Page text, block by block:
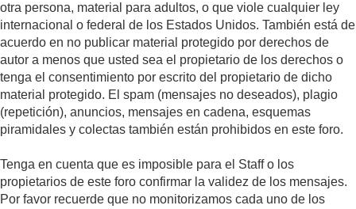
otra persona, material para adultos, o que viole cualquier ley
internacional o federal de los Estados Unidos. También está de
acuerdo en no publicar material protegido por derechos de
autor a menos que usted sea el propietario de los derechos o
tenga el consentimiento por escrito del propietario de dicho
material protegido. El spam (mensajes no deseados), plagio
(repetición), anuncios, mensajes en cadena, esquemas
piramidales y colectas también están prohibidos en este foro.
Tenga en cuenta que es imposible para el Staff o los
propietarios de este foro confirmar la validez de los mensajes.
Por favor recuerde que no monitorizamos cada uno de los